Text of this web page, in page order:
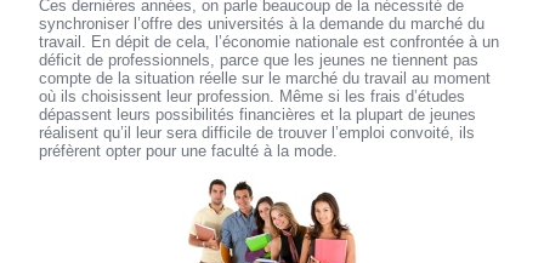
Ces dernières années, on parle beaucoup de la nécessité de
synchroniser l’offre des universités à la demande du marché du
travail. En dépit de cela, l’économie nationale est confrontée à un
déficit de professionnels, parce que les jeunes ne tiennent pas
compte de la situation réelle sur le marché du travail au moment
où ils choisissent leur profession. Même si les frais d’études
dépassent leurs possibilités financières et la plupart de jeunes
réalisent qu’il leur sera difficile de trouver l’emploi convoité, ils
préfèrent opter pour une faculté à la mode.